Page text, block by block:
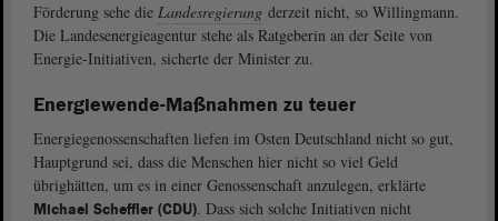
Förderung sehe die Landesregierung derzeit nicht, so Willingmann.
Die Landesenergieagentur stehe als Ratgeberin an der Seite von
Energie-Initiativen, sicherte der Minister zu.
Energiewende-Maßnahmen zu teuer
Energiegenossenschaften liefen im Osten Deutschland nicht so gut,
Hauptgrund sei, dass die Menschen hier nicht so viel Geld
übrighätten, um es in einer Genossenschaft anzulegen, erklärte
Michael Scheffler (CDU). Dass sich solche Initiativen nicht